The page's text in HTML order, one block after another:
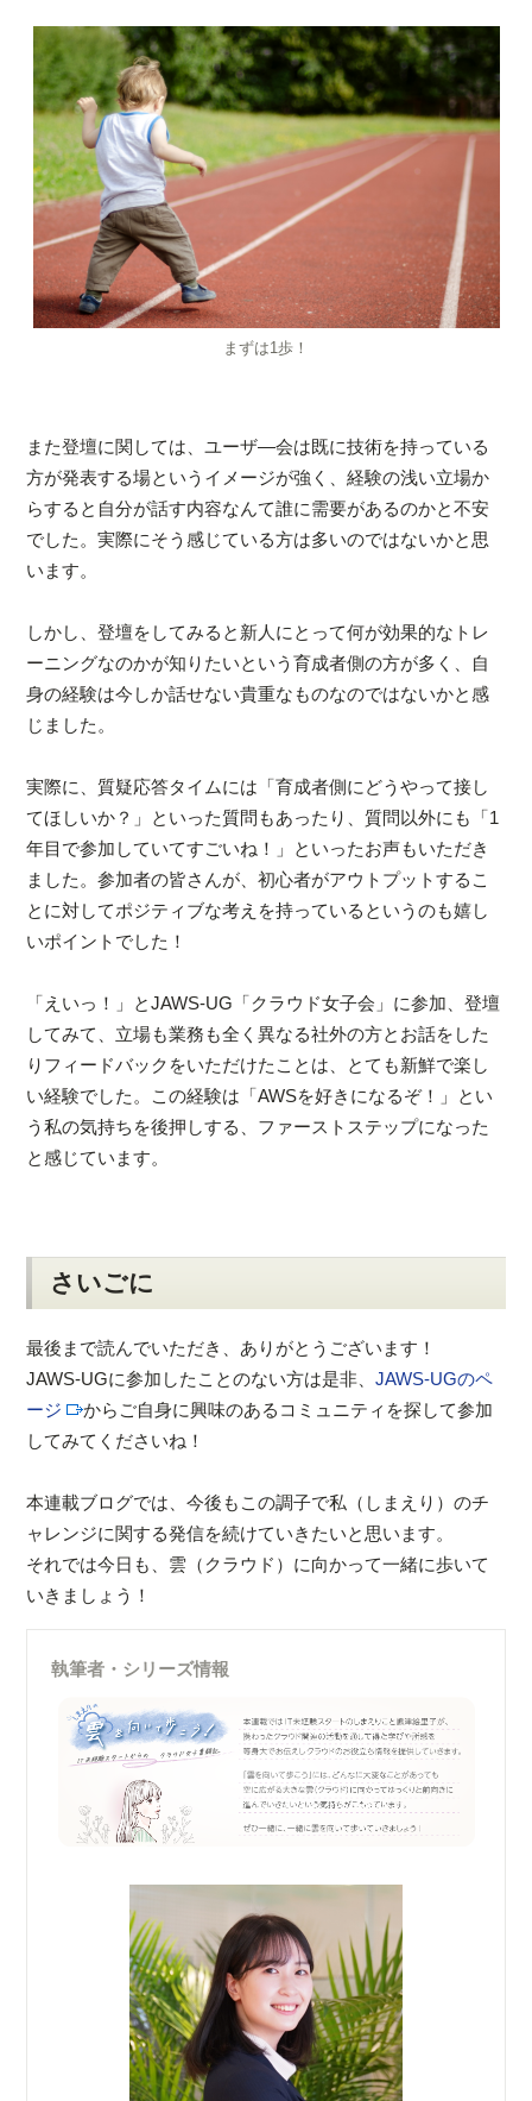
まずは1歩！
また登壇に関しては、ユーザ―会は既に技術を持っている
方が発表する場というイメージが強く、経験の浅い立場か
らすると自分が話す内容なんて誰に需要があるのかと不安
でした。実際にそう感じている方は多いのではないかと思
います。
しかし、登壇をしてみると新人にとって何が効果的なトレ
ーニングなのかが知りたいという育成者側の方が多く、自
身の経験は今しか話せない貴重なものなのではないかと感
じました。
実際に、質疑応答タイムには「育成者側にどうやって接し
てほしいか？」といった質問もあったり、質問以外にも「1
年目で参加していてすごいね！」といったお声もいただき
ました。参加者の皆さんが、初心者がアウトプットするこ
とに対してポジティブな考えを持っているというのも嬉し
いポイントでした！
「えいっ！」とJAWS-UG「クラウド女子会」に参加、登壇
してみて、立場も業務も全く異なる社外の方とお話をした
りフィードバックをいただけたことは、とても新鮮で楽し
い経験でした。この経験は「AWSを好きになるぞ！」とい
う私の気持ちを後押しする、ファーストステップになった
と感じています。
さいごに
最後まで読んでいただき、ありがとうございます！
JAWS-UGに参加したことのない方は是非、JAWS-UGのペ
ージ
からご自身に興味のあるコミュニティを探して参加
してみてくださいね！
本連載ブログでは、今後もこの調子で私（しまえり）のチ
ャレンジに関する発信を続けていきたいと思います。
それでは今日も、雲（クラウド）に向かって一緒に歩いて
いきましょう！
執筆者・シリーズ情報